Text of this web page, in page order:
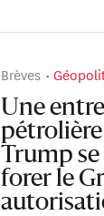
Brèves
Une
Trump se
forer le